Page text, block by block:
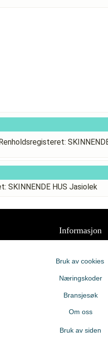
SKINNENDE HUS Jasiolek
Informasjon
Bruk av cookies
Næringskoder
Bransjesøk
Om oss
Bruk av siden